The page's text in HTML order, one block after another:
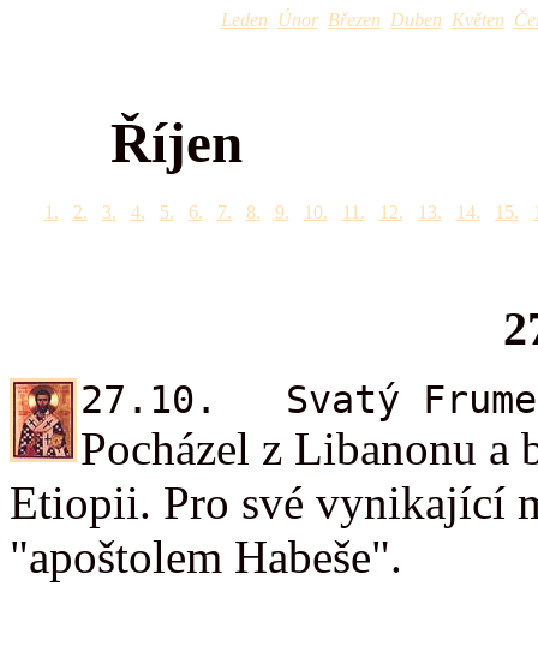
Leden Únor Březen Duben Květen
Říjen
1. 2. 3. 4. 5. 6. 7. 8. 9. 10. 11. 12. 13. 14. 15.
27.10. Svatý
Pocházel z Libanonu
Etiopii. Pro své vynikající
"apoštolem Habeše".